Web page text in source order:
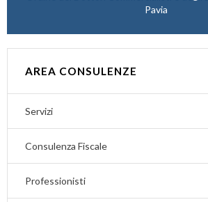
Pavia
AREA CONSULENZE
Servizi
Consulenza Fiscale
Professionisti